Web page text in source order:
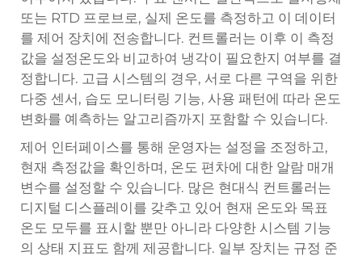
또는 RTD 프로브로, 실제 온도를 측정하고 이 데이터
를 제어 장치에 전송합니다. 컨트롤러는 이후 이 측정
값을 설정온도와 비교하여 냉각이 필요한지 여부를 결
정합니다. 고급 시스템의 경우, 서로 다른 구역을 위한
다중 센서, 습도 모니터링 기능, 사용 패턴에 따라 온도
변화를 예측하는 알고리즘까지 포함할 수 있습니다.
제어 인터페이스를 통해 운영자는 설정을 조정하고,
현재 측정값을 확인하며, 온도 편차에 대한 알람 매개
변수를 설정할 수 있습니다. 많은 현대식 컨트롤러는
디지털 디스플레이를 갖추고 있어 현재 온도와 목표
온도 모두를 표시할 뿐만 아니라 다양한 시스템 기능
의 상태 지표도 함께 제공합니다. 일부 장치는 규정 준